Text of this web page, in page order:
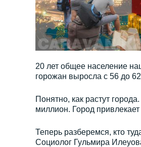
20 лет общее население
горожан выросла с 56 до
Понятно, как растут
миллион. Город привлекает
Теперь разберемся, кто
Социолог Гульмира